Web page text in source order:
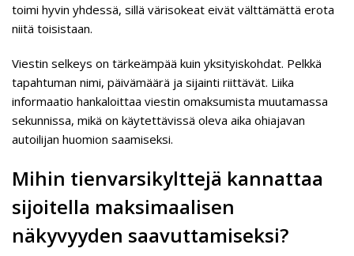
toimi hyvin yhdessä, sillä värisokeat eivät välttämättä erota
niitä toisistaan.
Viestin selkeys on tärkeämpää kuin yksityiskohdat. Pelkkä
tapahtuman nimi, päivämäärä ja sijainti riittävät. Liika
informaatio hankaloittaa viestin omaksumista muutamassa
sekunnissa, mikä on käytettävissä oleva aika ohiajavan
autoilijan huomion saamiseksi.
Mihin tienvarsikylttejä kannattaa
sijoitella maksimaalisen
näkyvyyden saavuttamiseksi?